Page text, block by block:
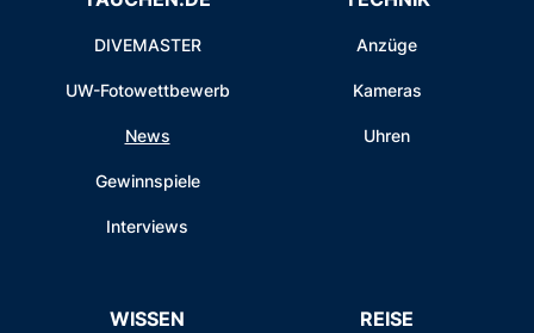
DIVEMASTER
UW-Fotowettbewerb
News
Gewinnspiele
Interviews
Anzüge
Kameras
Uhren
WISSEN REISE